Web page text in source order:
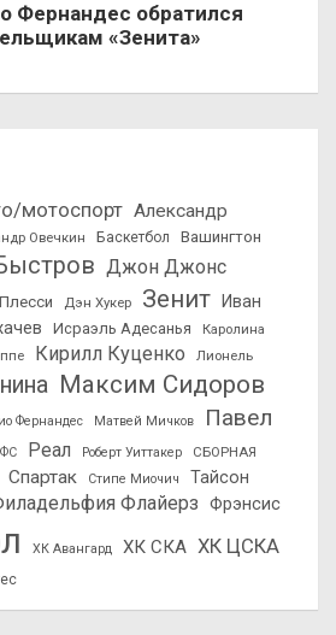
Фернандес обратился
«Зенита»
мотоспорт Александр
Овечкин Баскетбол
Вашингтон
Джон Джонс
Дэн Хукер Зенит
Иван
Исраэль Адесанья
Каролина
Кирилл Куценко
Лионель
Максим Сидоров
Фернандес Матвей Мичков
Павел
Реал Роберт Уиттакер
СБОРНАЯ
Спартак Стипе Миочич
Тайсон
Флайерз Фрэнсис
ХК Авангард ХК СКА ХК ЦСКА